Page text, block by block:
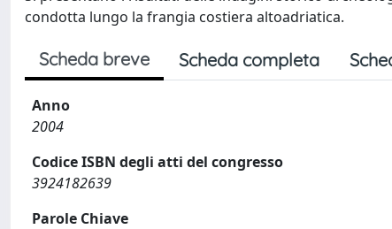
condotta lungo la frangia costiera altoadriatica.
Scheda breve Scheda completa
Anno
2004
Codice ISBN degli atti del congresso
3924182639
Parole Chiave